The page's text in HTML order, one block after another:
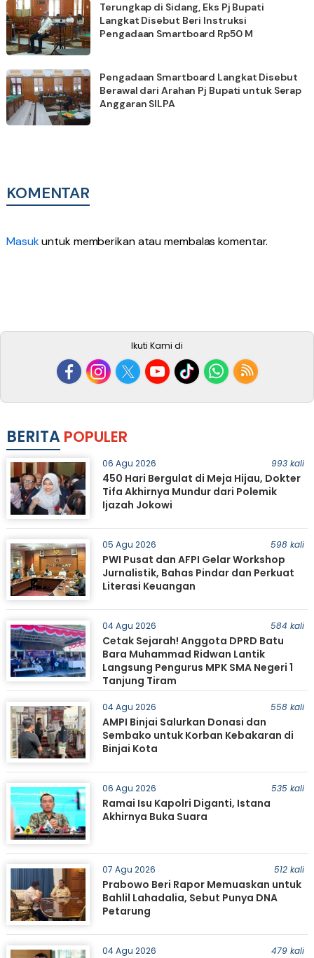
Terungkap di Sidang, Eks Pj Bupati
Langkat Disebut Beri Instruksi
Pengadaan Smartboard Rp50 M
Pengadaan Smartboard Langkat Disebut
Berawal dari Arahan Pj Bupati untuk Serap
Anggaran SILPA
KOMENTAR
Masukuntuk memberikan atau membalas komentar.
Ikuti Kami di
BERITA POPULER
06 Agu 2026 993 kali
450 Hari Bergulat di Meja Hijau, Dokter
Tifa Akhirnya Mundur dari Polemik
Ijazah Jokowi
05 Agu 2026 598 kali
PWI Pusat dan AFPI Gelar Workshop
Jurnalistik, Bahas Pindar dan Perkuat
Literasi Keuangan
04 Agu 2026 584 kali
Cetak Sejarah! Anggota DPRD Batu
Bara Muhammad Ridwan Lantik
Langsung Pengurus MPK SMA Negeri 1
Tanjung Tiram
04 Agu 2026 558 kali
AMPI Binjai Salurkan Donasi dan
Sembako untuk Korban Kebakaran di
Binjai Kota
06 Agu 2026 535 kali
Ramai Isu Kapolri Diganti, Istana
Akhirnya Buka Suara
07 Agu 2026 512 kali
Prabowo Beri Rapor Memuaskan untuk
Bahlil Lahadalia, Sebut Punya DNA
Petarung
04 Agu 2026 479 kali